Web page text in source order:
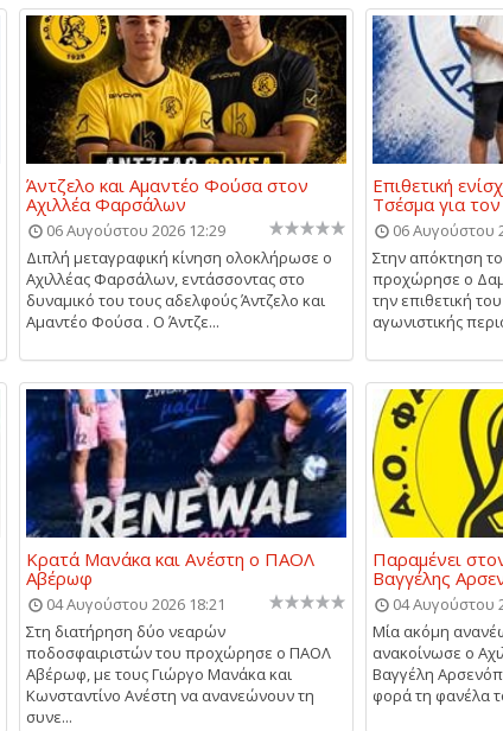
Άντζελο και Αμαντέο Φούσα στον
Αχιλλέα Φαρσάλων
06 Αυγούστου 2026 12:29
Διπλή μεταγραφική κίνηση ολοκλήρωσε ο
Αχιλλέας Φαρσάλων, εντάσσοντας στο
δυναμικό του τους αδελφούς Άντζελο και
Αμαντέο Φούσα . Ο Άντζε...
Επιθετική
Τσέσμα για
06 Αυγούστου
Στην απόκτηση
προχώρησε ο
την επιθετική
αγωνιστικής
Κρατά Μανάκα και Ανέστη ο ΠΑΟΛ
Αβέρωφ
04 Αυγούστου 2026 18:21
Στη διατήρηση δύο νεαρών
ποδοσφαιριστών του προχώρησε ο ΠΑΟΛ
Αβέρωφ, με τους Γιώργο Μανάκα και
Κωνσταντίνο Ανέστη να ανανεώνουν τη
συνε...
Παραμένει
Βαγγέλης
04 Αυγούστου
Μία ακόμη
ανακοίνωσε ο
Βαγγέλη
φορά τη φανέλα